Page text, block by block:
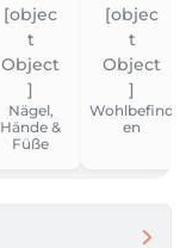
Nägel,
Hände &
Füße
Wohlbefind
en